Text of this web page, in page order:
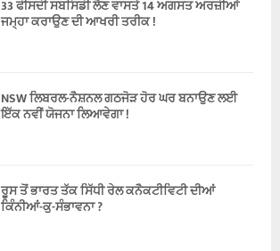
33 ਫੀਸਦੀ ਸਬਸਿਡੀ ਲੈਣ ਵਾਸਤੇ 14 ਅਗਸਤ ਅਰਜ਼ੀਆਂ
ਜਮ੍ਹਾ ਕਰਾਉਣ ਦੀ ਆਖਰੀ ਤਰੀਕ !
NSW ਲਿਬਰਲ-ਨੈਸ਼ਨਲ ਗਠਜੋੜ ਹੋਰ ਘਰ ਬਨਾਉਣ ਲਈ
ਇੱਕ ਨਵੀਂ ਯੋਜਨਾ ਲਿਆਵੇਗਾ !
ਰੂਸ ਤੋਂ ਭਾਰਤ ਤੱਕ ਸਿੱਧੀ ਰੇਲ ਕਨੈਕਟੀਵਿਟੀ ਦੀਆਂ
ਕਿੰਨੀਆਂ-ਕੁ-ਸੰਭਾਵਨਾ ?